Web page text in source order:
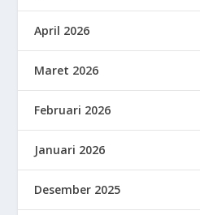
April 2026
Maret 2026
Februari 2026
Januari 2026
Desember 2025